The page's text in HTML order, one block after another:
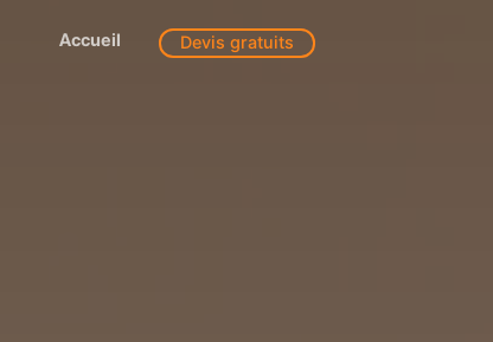
Accueil Devis gratuits